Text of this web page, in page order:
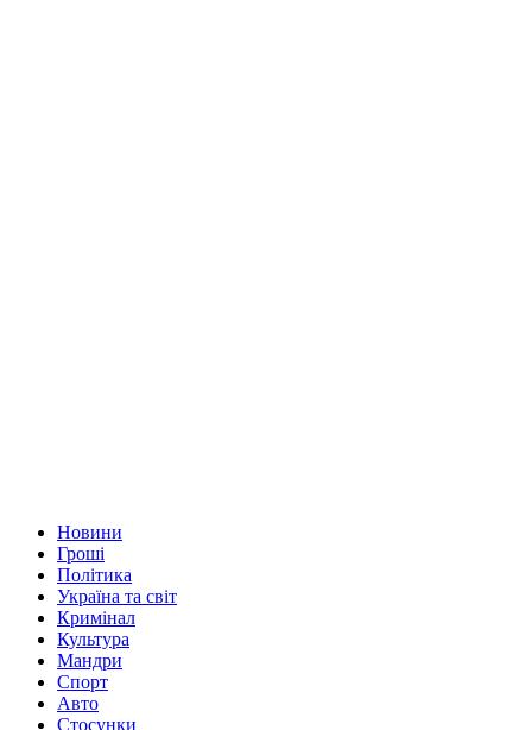
Новини
Гроші
Політика
Україна та світ
Кримінал
Культура
Мандри
Спорт
Авто
Стосунки